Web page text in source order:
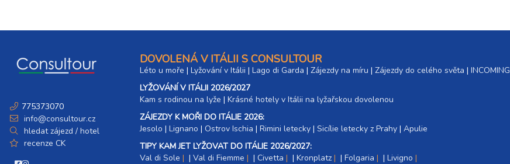
775373070
info@consultour.cz
hledat zájezd / hotel
recenze CK
DOVOLENÁ V ITÁLII S CONSULTOUR
Léto u moře | Lyžování v Itálii | Lago di Garda | Zájezdy na míru | Zájezdy do celého světa | INCOMING
LYŽOVÁNÍ V ITÁLII 2026/2027
Kam s rodinou na lyže |​ Krásné hotely v Itálii na lyžařskou dovolenou
ZÁJEZDY K MOŘI DO ITÁLIE 2026:
Jesolo | Lignano | Ostrov Ischia | Rimini letecky | Sicílie letecky z Prahy | Apulie
TIPY KAM JET LYŽOVAT DO ITÁLIE 2026/2027:
Val di Sole
| Val di Fiemme | Civetta | Kronplatz | Folgaria | Livigno